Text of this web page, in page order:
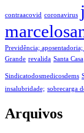
contraacovid coronavirus
Previdência;
Grande revalida Santa Casa
Sindicatodosmedicosdems
insalubridade; sobrecarga
Arquivos